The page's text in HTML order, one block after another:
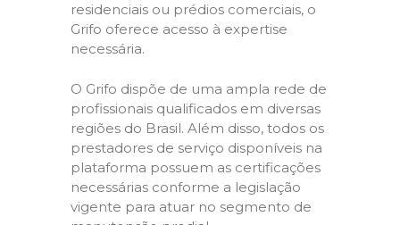
residenciais ou prédios comerciais, o
Grifo oferece acesso à expertise
necessária.
O Grifo dispõe de uma ampla rede de
profissionais qualificados em diversas
regiões do Brasil. Além disso, todos os
prestadores de serviço disponíveis na
plataforma possuem as certificações
necessárias conforme a legislação
vigente para atuar no segmento de